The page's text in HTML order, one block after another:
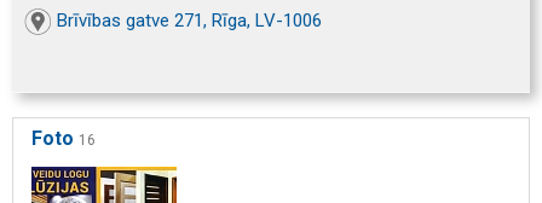
Brīvības gatve 271, Rīga, LV-1006
Foto 16